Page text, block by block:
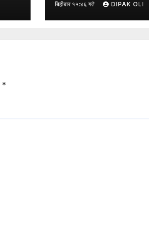
बिहीबार १५:४६ गते DIPAK OLI
*